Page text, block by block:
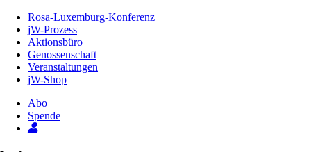
Inhalt
Seite
Rosa-Luxemburg-Konferenz
jW-Prozess
Aktionsbüro
Genossenschaft
Veranstaltungen
jW-Shop
Abo
Spende